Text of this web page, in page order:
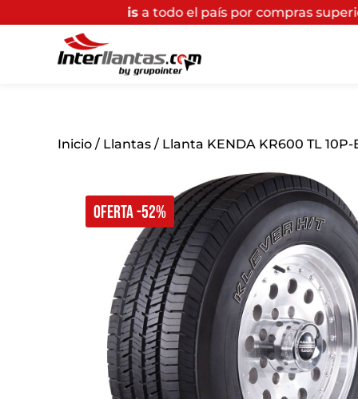
a todo el país por compras superiores a $200.000*
OFERTA -52%
Inicio / Llantas / Llanta KENDA KR600 TL 10P-E